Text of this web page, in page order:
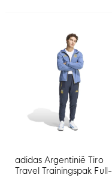
adidas Argentinië Tiro
Travel Trainingspak Full-